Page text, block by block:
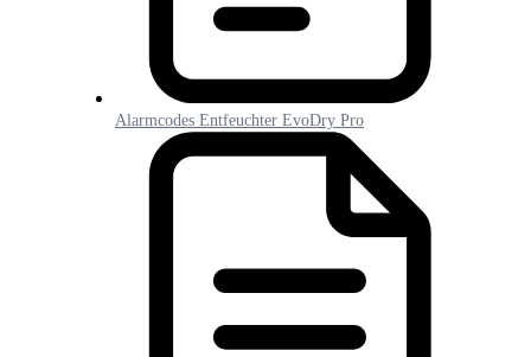
Alarmcodes Entfeuchter EvoDry Pro